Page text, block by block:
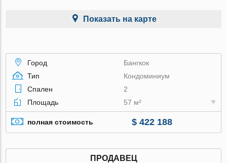
Показать на карте
Город
Бангкок
Тип
Кондоминиум
Спален
2
Площадь
57 м²
полная стоимость $ 422 188
ПРОДАВЕЦ